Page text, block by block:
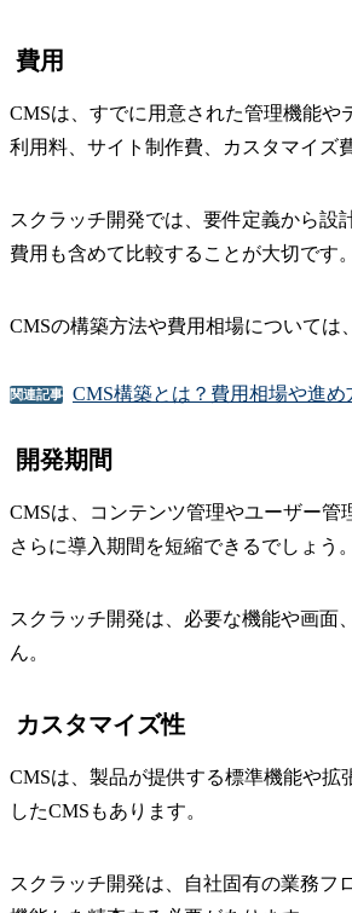
費用
CMSは、すでに用意された管理機能
利用料、サイト制作費、カスタマイズ
スクラッチ開発では、要件定義から設
費用も含めて比較することが大切です。
CMSの構築方法や費用相場については
関連記事 CMS構築とは？費用相場や進
開発期間
CMSは、コンテンツ管理やユーザー管
さらに導入期間を短縮できるでしょう。
スクラッチ開発は、必要な機能や画面
ん。
カスタマイズ性
CMSは、製品が提供する標準機能や
したCMSもあります。
スクラッチ開発は、自社固有の業務フ